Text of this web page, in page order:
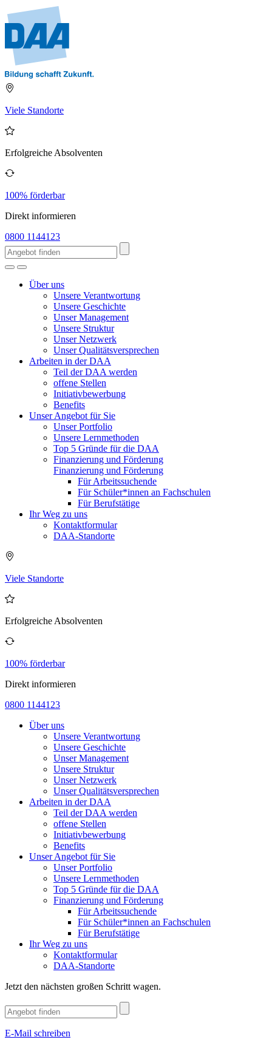
Viele Standorte
Erfolgreiche Absolventen
100% förderbar
Direkt informieren
0800 1144123
Über uns
Unsere Verantwortung
Unsere Geschichte
Unser Management
Unsere Struktur
Unser Netzwerk
Unser Qualitätsversprechen
Arbeiten in der DAA
Teil der DAA werden
offene Stellen
Initiativbewerbung
Benefits
Unser Angebot für Sie
Unser Portfolio
Unsere Lernmethoden
Top 5 Gründe für die DAA
Finanzierung und Förderung
Finanzierung und Förderung
Für Arbeitssuchende
Für Schüler*innen an Fachschulen
Für Berufstätige
Ihr Weg zu uns
Kontaktformular
DAA-Standorte
Viele Standorte
Erfolgreiche Absolventen
100% förderbar
Direkt informieren
0800 1144123
Über uns
Unsere Verantwortung
Unsere Geschichte
Unser Management
Unsere Struktur
Unser Netzwerk
Unser Qualitätsversprechen
Arbeiten in der DAA
Teil der DAA werden
offene Stellen
Initiativbewerbung
Benefits
Unser Angebot für Sie
Unser Portfolio
Unsere Lernmethoden
Top 5 Gründe für die DAA
Finanzierung und Förderung
Für Arbeitssuchende
Für Schüler*innen an Fachschulen
Für Berufstätige
Ihr Weg zu uns
Kontaktformular
DAA-Standorte
Jetzt den nächsten großen Schritt wagen.
E-Mail schreiben